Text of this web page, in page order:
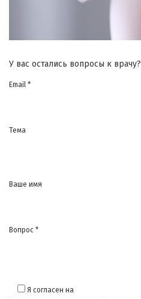
У вас остались вопросы к врачу?
Email *
Тема
Ваше имя
Вопрос *
Я согласен на